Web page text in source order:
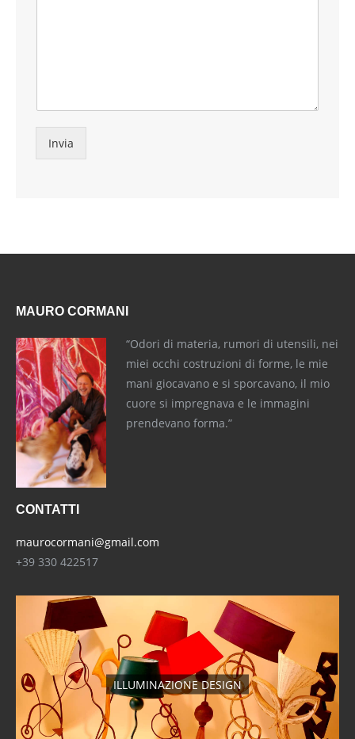
Invia
MAURO CORMANI
“Odori di materia, rumori di utensili, nei
miei occhi costruzioni di forme, le mie
mani giocavano e si sporcavano, il mio
cuore si impregnava e le immagini
prendevano forma.”
CONTATTI
maurocormani@gmail.com
+39 330 422517
ILLUMINAZIONE DESIGN